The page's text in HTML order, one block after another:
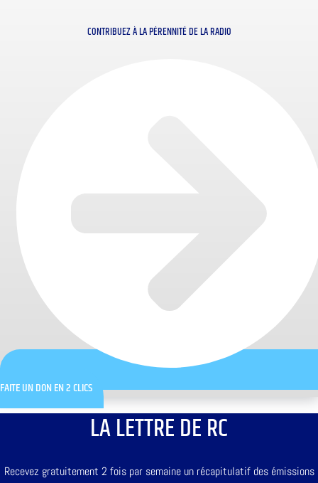
CONTRIBUEZ À LA PÉRENNITÉ DE LA RADIO
FAITE UN DON EN 2 CLICS
LA LETTRE DE RC
Recevez gratuitement 2 fois par semaine un récapitulatif des émissions